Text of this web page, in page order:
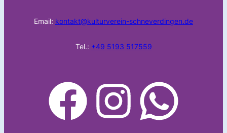
Email: kontakt@kulturverein-schneverdingen.de
Tel.: +49 5193 517559
facebook Instagram WhatsApp